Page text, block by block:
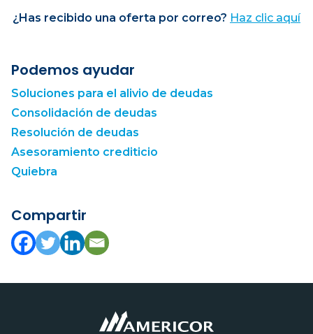
¿Has recibido una oferta por correo? Haz clic aquí
Podemos ayudar
Soluciones para el alivio de deudas
Consolidación de deudas
Resolución de deudas
Asesoramiento crediticio
Quiebra
Compartir